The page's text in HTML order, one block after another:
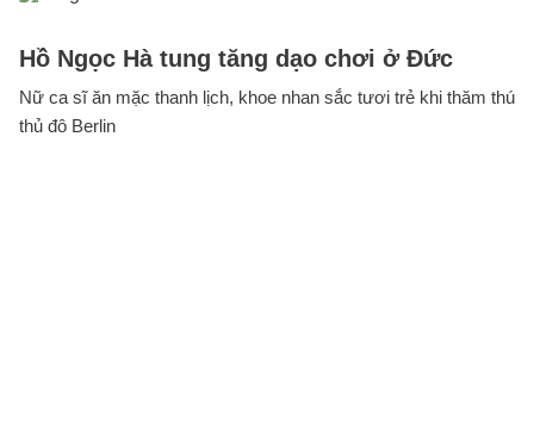
Hồ Ngọc Hà tung tăng dạo chơi ở Đức
Nữ ca sĩ ăn mặc thanh lịch, khoe nhan sắc tươi trẻ khi thăm thú
thủ đô Berlin